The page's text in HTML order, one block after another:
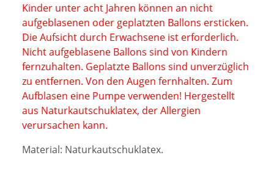
Kinder unter acht Jahren können an nicht
aufgeblasenen oder geplatzten Ballons ersticken.
Die Aufsicht durch Erwachsene ist erforderlich.
Nicht aufgeblasene Ballons sind von Kindern
fernzuhalten. Geplatzte Ballons sind unverzüglich
zu entfernen. Von den Augen fernhalten. Zum
Aufblasen eine Pumpe verwenden! Hergestellt
aus Naturkautschuklatex, derAllergien
verursachen kann.
Material: Naturkautschuklatex.